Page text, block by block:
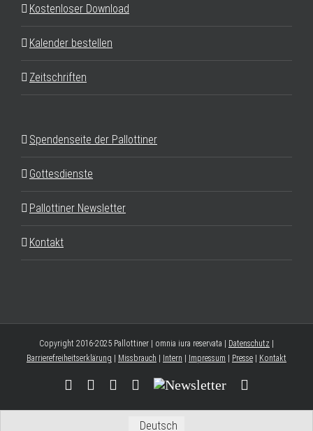
Kostenloser Download
Kalender bestellen
Zeitschriften
Spendenseite der Pallottiner
Gottesdienste
Pallottiner Newsletter
Kontakt
Copyright 2016-2025 Pallottiner | omnia iura reservata | Datenschutz
Barrierefreiheitserklärung
Missbrauch Intern Impressum Presse Kontakt
FacebookYouTubeInstagram
Threads
Newsletter
Deutsch